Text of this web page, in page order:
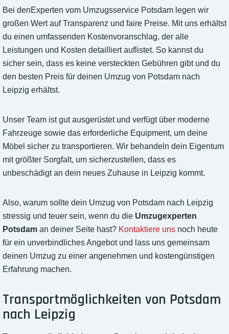
Bei denExperten vom Umzugsservice Potsdam legen wir
großen Wert auf Transparenz und faire Preise. Mit uns erhältst
du einen umfassenden Kostenvoranschlag, der alle
Leistungen und Kosten detailliert auflistet. So kannst du
sicher sein, dass es keine versteckten Gebühren gibt und du
den besten Preis für deinen Umzug von Potsdam nach
Leipzig erhältst.
Unser Team ist gut ausgerüstet und verfügt über moderne
Fahrzeuge sowie das erforderliche Equipment, um deine
Möbel sicher zu transportieren. Wir behandeln dein Eigentum
mit größter Sorgfalt, um sicherzustellen, dass es
unbeschädigt an dein neues Zuhause in Leipzig kommt.
Also, warum sollte dein Umzug von Potsdam nach Leipzig
stressig und teuer sein, wenn du die Umzugexperten
Potsdam an deiner Seite hast? Kontaktiere uns noch heute
für ein unverbindliches Angebot und lass uns gemeinsam
deinen Umzug zu einer angenehmen und kostengünstigen
Erfahrung machen.
Transportmöglichkeiten von Potsdam
nach Leipzig